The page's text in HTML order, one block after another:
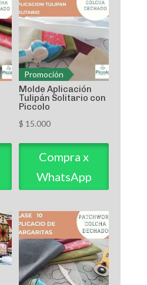
Promoción
Molde Aplicación
Tulipán Solitario con
Piccolo
$ 15.000
Compra x
WhatsApp